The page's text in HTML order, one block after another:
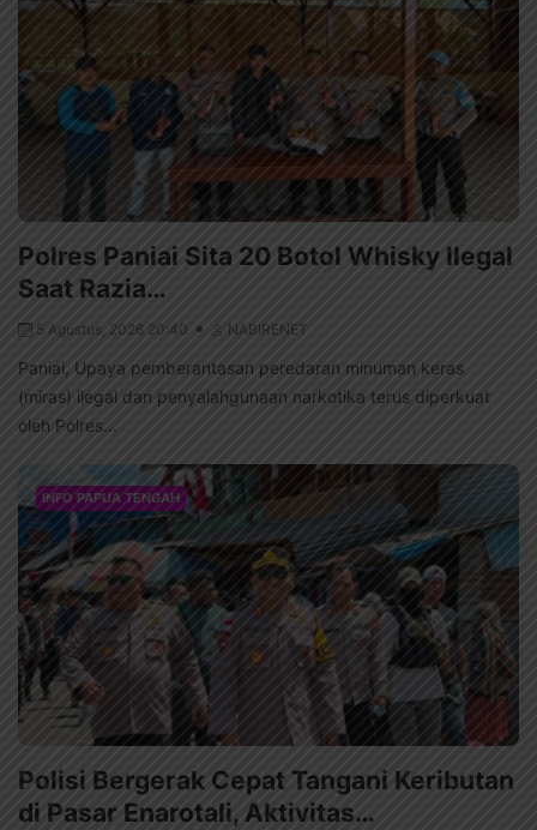
Polres Paniai Sita 20 Botol Whisky Ilegal
Saat Razia…
5 Agustus, 2026 20:40 NABIRENET
Paniai, Upaya pemberantasan peredaran minuman keras
(miras) ilegal dan penyalahgunaan narkotika terus diperkuat
oleh Polres...
INFO PAPUA TENGAH
Polisi Bergerak Cepat Tangani Keributan
di Pasar Enarotali, Aktivitas…